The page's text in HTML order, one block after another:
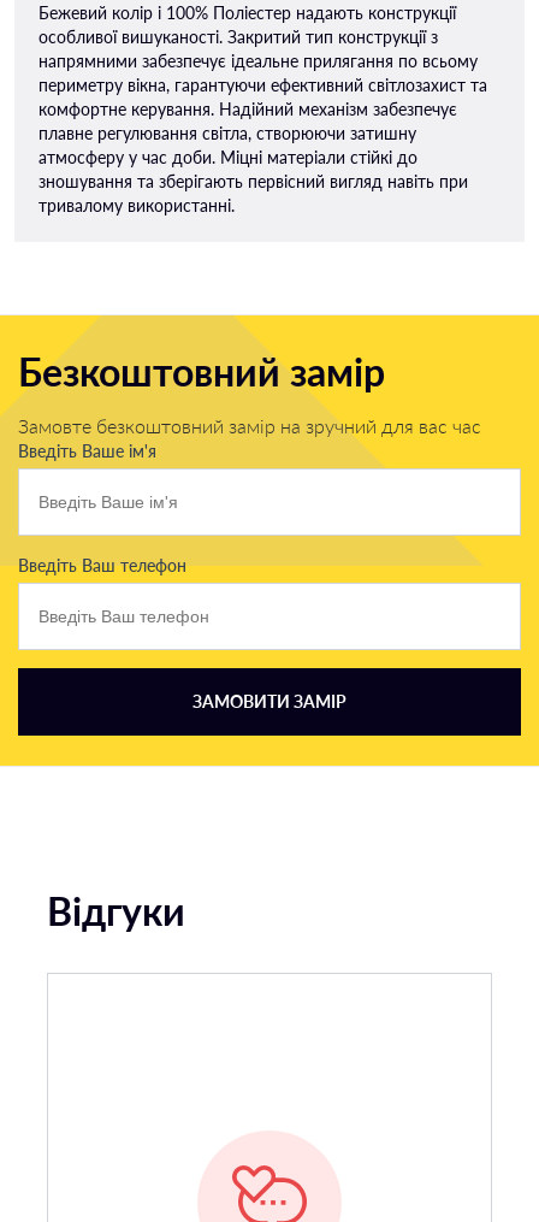
Бежевий колір і 100% Поліестер надають конструкції
особливої ​​вишуканості. Закритий тип конструкції з
напрямними забезпечує ідеальне прилягання по всьому
периметру вікна, гарантуючи ефективний світлозахист та
комфортне керування. Надійний механізм забезпечує
плавне регулювання світла, створюючи затишну
атмосферу у час доби. Міцні матеріали стійкі до
зношування та зберігають первісний вигляд навіть при
тривалому використанні.
Безкоштовний замір
Замовте безкоштовний замір на зручний для вас час
Введіть Ваше ім'я
Введіть Ваш телефон
ЗАМОВИТИ ЗАМІР
Відгуки